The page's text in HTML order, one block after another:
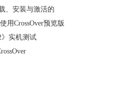
环境中模拟运行Windows操作系统。
的桌面上打开一个窗口，里面是一个
运行Windows软件。一些常见的虚拟
Desktop。
、安装与激活的
用CrossOver预览版
》实机测试